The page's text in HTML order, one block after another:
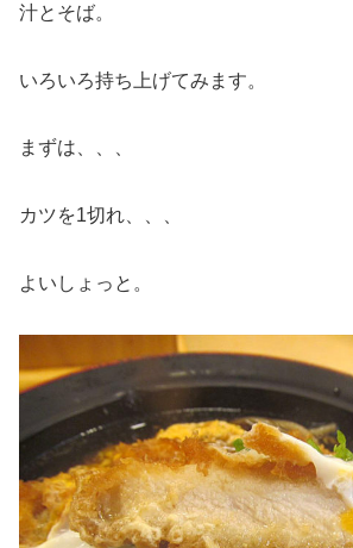
汁とそば。
いろいろ持ち上げてみます。
まずは、、、
カツを1切れ、、、
よいしょっと。